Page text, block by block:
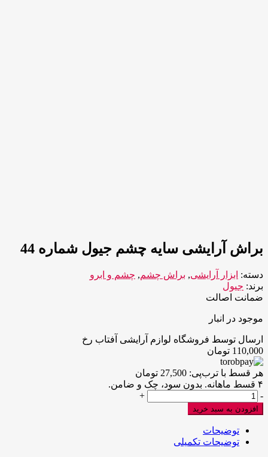
براش آرایشی سایه چشم جیول شماره 44
دسته: ابزار آرایشی, براش چشم, چشم و ابرو
برند: جیول
ضمانت اصالت
موجود در انبار
ارسال توسط فروشگاه لوازم آرایشی آفتاب رخ
110,000 تومان
هر قسط با ترب‌پی: 27,500 تومان
۴ قسط ماهانه. بدون سود، چک و ضامن.
براش
آرایشی
سایه
چشم
جیول
-
+
افزودن به سبد خرید
توضیحات
توضیحات تکمیلی